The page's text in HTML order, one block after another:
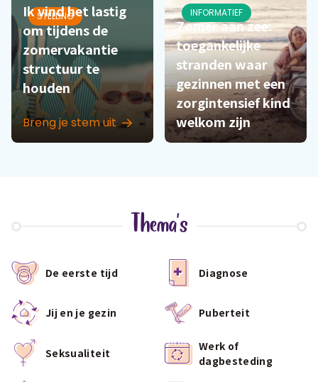
STELLING
Ik vind het lastig
om tijdens de
zomervakantie
structuur te
houden
Breng je stem uit
INFORMATIEF
Zomer aan zee:
toegankelijke
stranden waar
gezinnen met een
zorgintensief kind
welkom zijn
Thema's
De eerste tijd Diagnose
Jij en je gezin Puberteit
Seksualiteit
Werk of
dagbesteding